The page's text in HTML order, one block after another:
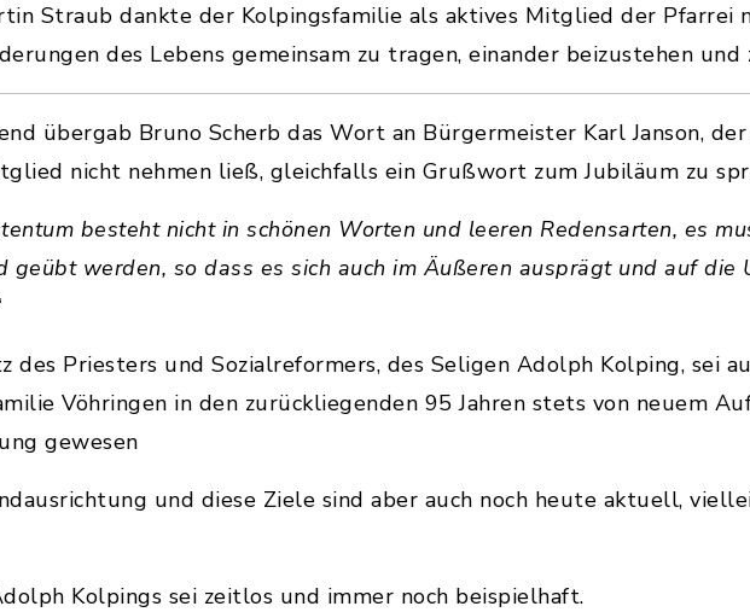
Straub dankte der Kolpingsfamilie als aktives Mitglied der Pfarrei
des Lebens gemeinsam zu tragen, einander beizustehen
übergab Bruno Scherb das Wort an Bürgermeister Karl Janson, der
nicht nehmen ließ, gleichfalls ein Grußwort zum Jubiläum zu
besteht nicht in schönen Worten und leeren Redensarten, es
geübt werden, so dass es sich auch im Äußeren ausprägt und auf die
des Priesters und Sozialreformers, des Seligen Adolph Kolping, sei
Vöhringen in den zurückliegenden 95 Jahren stets von neuem
gewesen
und diese Ziele sind aber auch noch heute aktuell,
Kolpings sei zeitlos und immer noch beispielhaft.